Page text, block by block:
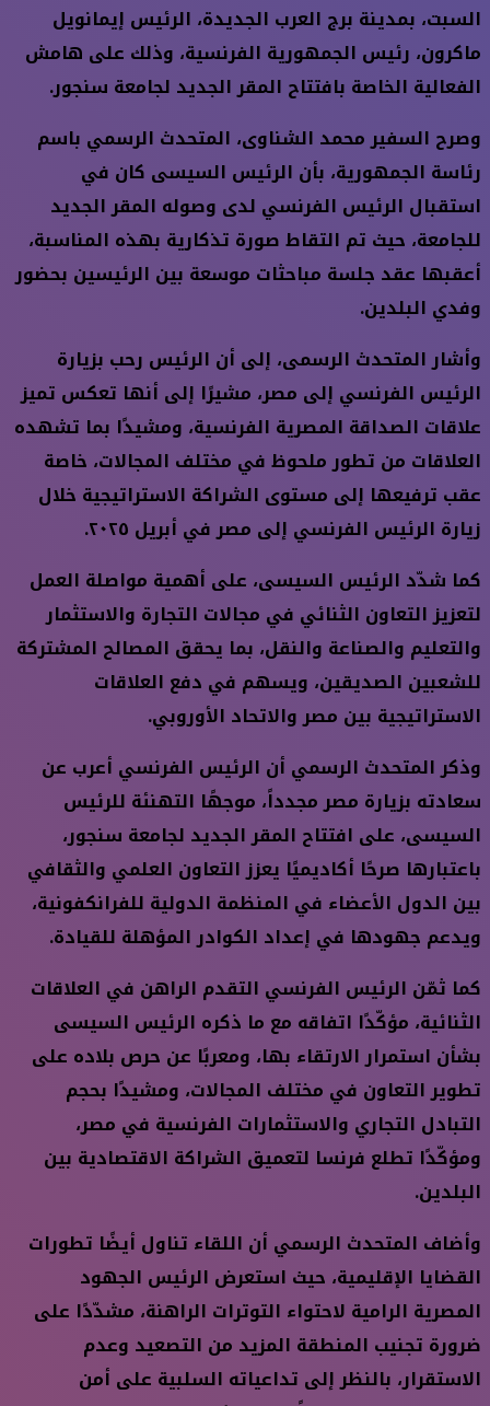
السبت، بمدينة برج العرب الجديدة، الرئيس إيمانويل
ماكرون، رئيس الجمهورية الفرنسية، وذلك على هامش
الفعالية الخاصة بافتتاح المقر الجديد لجامعة سنجور.
وصرح السفير محمد الشناوى، المتحدث الرسمي باسم
رئاسة الجمهورية، بأن الرئيس السيسى كان في
استقبال الرئيس الفرنسي لدى وصوله المقر الجديد
للجامعة، حيث تم التقاط صورة تذكارية بهذه المناسبة،
أعقبها عقد جلسة مباحثات موسعة بين الرئيسين بحضور
وفدي البلدين.
وأشار المتحدث الرسمى، إلى أن الرئيس رحب بزيارة
الرئيس الفرنسي إلى مصر، مشيرًا إلى أنها تعكس تميز
علاقات الصداقة المصرية الفرنسية، ومشيدًا بما تشهده
العلاقات من تطور ملحوظ في مختلف المجالات، خاصة
عقب ترفيعها إلى مستوى الشراكة الاستراتيجية خلال
زيارة الرئيس الفرنسي إلى مصر في أبريل ٢٠٢٥.
كما شدّد الرئيس السيسى، على أهمية مواصلة العمل
لتعزيز التعاون الثنائي في مجالات التجارة والاستثمار
والتعليم والصناعة والنقل، بما يحقق المصالح المشتركة
للشعبين الصديقين، ويسهم في دفع العلاقات
الاستراتيجية بين مصر والاتحاد الأوروبي.
وذكر المتحدث الرسمي أن الرئيس الفرنسي أعرب عن
سعادته بزيارة مصر مجدداً، موجهًا التهنئة للرئيس
السيسى، على افتتاح المقر الجديد لجامعة سنجور،
باعتبارها صرحًا أكاديميًا يعزز التعاون العلمي والثقافي
بين الدول الأعضاء في المنظمة الدولية للفرانكفونية،
ويدعم جهودها في إعداد الكوادر المؤهلة للقيادة.
كما ثمّن الرئيس الفرنسي التقدم الراهن في العلاقات
الثنائية، مؤكّدًا اتفاقه مع ما ذكره الرئيس السيسى
بشأن استمرار الارتقاء بها، ومعربًا عن حرص بلاده على
تطوير التعاون في مختلف المجالات، ومشيدًا بحجم
التبادل التجاري والاستثمارات الفرنسية في مصر،
ومؤكّدًا تطلع فرنسا لتعميق الشراكة الاقتصادية بين
البلدين.
وأضاف المتحدث الرسمي أن اللقاء تناول أيضًا تطورات
القضايا الإقليمية، حيث استعرض الرئيس الجهود
المصرية الرامية لاحتواء التوترات الراهنة، مشدّدًا على
ضرورة تجنيب المنطقة المزيد من التصعيد وعدم
الاستقرار، بالنظر إلى تداعياته السلبية على أمن